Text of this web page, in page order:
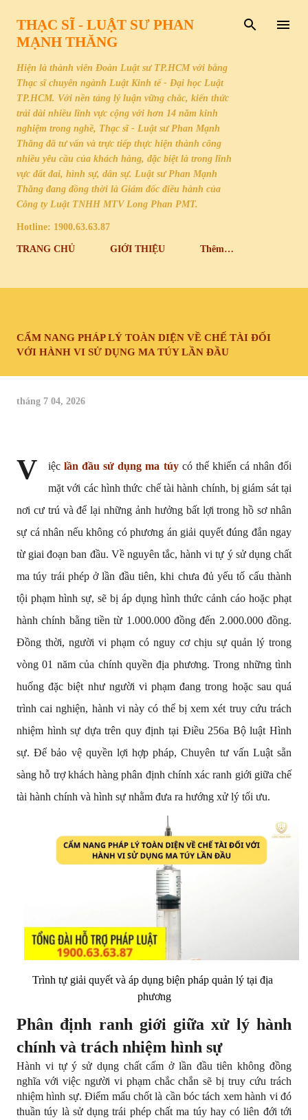
THẠC SĨ - LUẬT SƯ PHAN
MẠNH THĂNG
Hiện là thành viên Đoàn Luật sư TP.HCM với bằng
Thạc sĩ chuyên ngành Luật Kinh tế - Đại học Luật
TP.HCM. Với nền tảng lý luận vững chắc, kiến thức
trải dài nhiều lĩnh vực cộng với hơn 14 năm kinh
nghiệm trong nghề, Thạc sĩ - Luật sư Phan Mạnh
Thăng đã tư vấn và trực tiếp thực hiện thành công
nhiều yêu cầu của khách hàng, đặc biệt là trong lĩnh
vực đất đai, hình sự, dân sự. Luật sư Phan Mạnh
Thăng đang đồng thời là Giám đốc điều hành của
Công ty Luật TNHH MTV Long Phan PMT.
Hotline: 1900.63.63.87
TRANG CHỦ GIỚI THIỆU Thêm…
CẨM NANG PHÁP LÝ TOÀN DIỆN VỀ CHẾ TÀI ĐỐI
VỚI HÀNH VI SỬ DỤNG MA TÚY LẦN ĐẦU
tháng 7 04, 2026
V iệc lần đầu sử dụng ma túy có thể khiến cá nhân đối
mặt với các hình thức chế tài hành chính, bị giám sát tại
nơi cư trú và để lại những ảnh hưởng bất lợi trong hồ sơ nhân
sự cá nhân nếu không có phương án giải quyết đúng đắn ngay
từ giai đoạn ban đầu. Về nguyên tắc, hành vi tự ý sử dụng chất
ma túy trái phép ở lần đầu tiên, khi chưa đủ yếu tố cấu thành
tội phạm hình sự, sẽ bị áp dụng hình thức cảnh cáo hoặc phạt
hành chính bằng tiền từ 1.000.000 đồng đến 2.000.000 đồng.
Đồng thời, người vi phạm có nguy cơ chịu sự quản lý trong
vòng 01 năm của chính quyền địa phương. Trong những tình
huống đặc biệt như người vi phạm đang trong hoặc sau quá
trình cai nghiện, hành vi này có thể bị xem xét truy cứu trách
nhiệm hình sự dựa trên quy định tại Điều 256a Bộ luật Hình
sự. Để bảo vệ quyền lợi hợp pháp, Chuyên tư vấn Luật sẵn
sàng hỗ trợ khách hàng phân định chính xác ranh giới giữa chế
tài hành chính và hình sự nhằm đưa ra hướng xử lý tối ưu.
Trình tự giải quyết và áp dụng biện pháp quản lý tại địa
phương
Phân định ranh giới giữa xử lý hành
chính và trách nhiệm hình sự
Hành vi tự ý sử dụng chất cấm ở lần đầu tiên không đồng
nghĩa với việc người vi phạm chắc chắn sẽ bị truy cứu trách
nhiệm hình sự. Điểm mấu chốt là cần bóc tách xem hành vi đó
thuần túy là sử dụng trái phép chất ma túy hay có liên đới tới